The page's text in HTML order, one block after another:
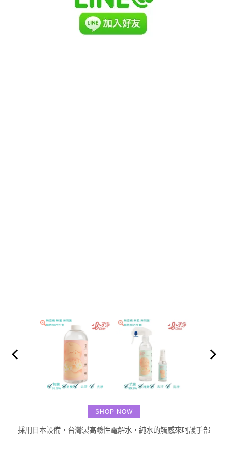
SHOP NOW
採用日本設備，台灣製高鹼性電解水，純水的觸感來呵護手部